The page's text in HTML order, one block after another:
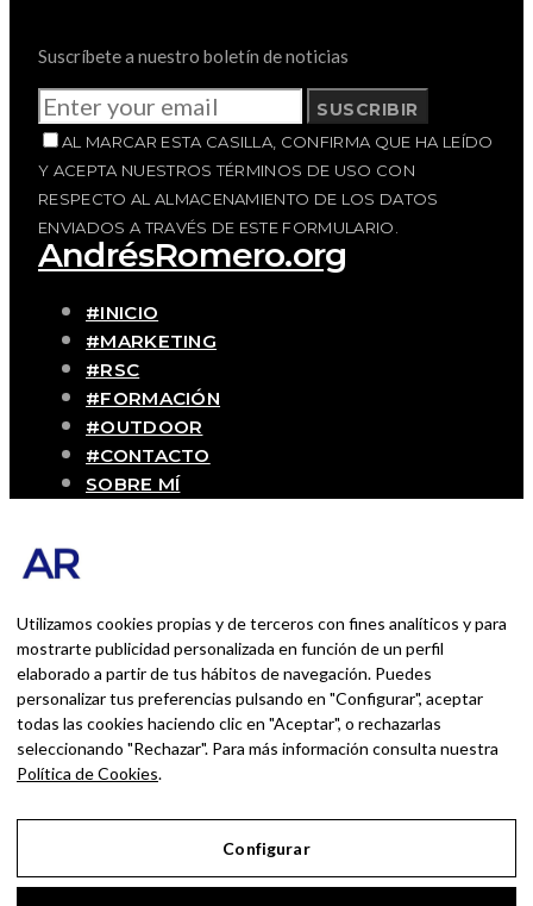
Suscríbete a nuestro boletín de noticias
SUSCRIBIR
AL MARCAR ESTA CASILLA, CONFIRMA QUE HA LEÍDO
Y ACEPTA NUESTROS TÉRMINOS DE USO CON
RESPECTO AL ALMACENAMIENTO DE LOS DATOS
ENVIADOS A TRAVÉS DE ESTE FORMULARIO.
AndrésRomero.org
#INICIO
#MARKETING
#RSC
#FORMACIÓN
#OUTDOOR
#CONTACTO
SOBRE MÍ
Romero. Experiencias personales y
con lo que hace cada día
BUSCAR POR:
BUSCAR
Ingresa las palabras de la búsqueda y presiona
Enter.
Utilizamos cookies propias y de terceros con fines analíticos y para
mostrarte publicidad personalizada en función de un perfil
elaborado a partir de tus hábitos de navegación. Puedes
personalizar tus preferencias pulsando en "Configurar", aceptar
todas las cookies haciendo clic en "Aceptar", o rechazarlas
seleccionando "Rechazar". Para más información consulta nuestra
Política de Cookies.
Configurar
Aviso Legal